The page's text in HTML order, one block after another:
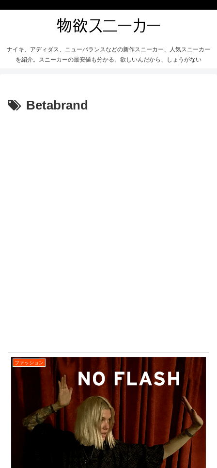
ナイキ、アディダス、ニューバランスなどの新作スニーカー、人気スニーカー
を紹介。スニーカーの最安値も分かる。欲しいんだから、しょうがない
Betabrand
ファッション